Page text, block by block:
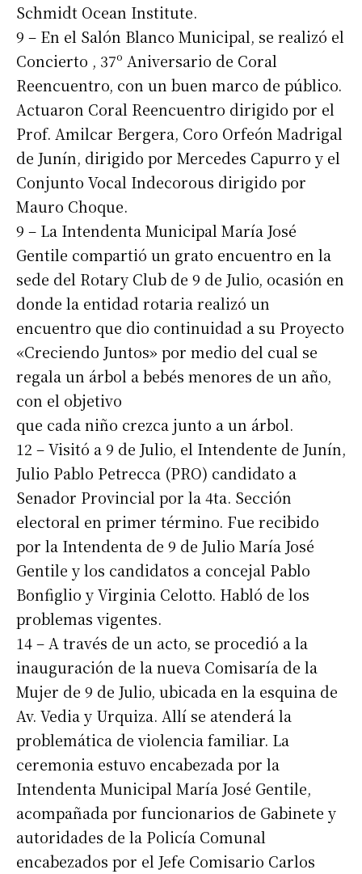
Schmidt Ocean Institute.
9 – En el Salón Blanco Municipal, se realizó el
Concierto , 37º Aniversario de Coral
Reencuentro, con un buen marco de público.
Actuaron Coral Reencuentro dirigido por el
Prof. Amilcar Bergera, Coro Orfeón Madrigal
de Junín, dirigido por Mercedes Capurro y el
Conjunto Vocal Indecorous dirigido por
Mauro Choque.
9 – La Intendenta Municipal María José
Gentile compartió un grato encuentro en la
sede del Rotary Club de 9 de Julio, ocasión en
donde la entidad rotaria realizó un
encuentro que dio continuidad a su Proyecto
«Creciendo Juntos» por medio del cual se
regala un árbol a bebés menores de un año,
con el objetivo
que cada niño crezca junto a un árbol.
12 – Visitó a 9 de Julio, el Intendente de Junín,
Julio Pablo Petrecca (PRO) candidato a
Senador Provincial por la 4ta. Sección
electoral en primer término. Fue recibido
por la Intendenta de 9 de Julio María José
Gentile y los candidatos a concejal Pablo
Bonfiglio y Virginia Celotto. Habló de los
problemas vigentes.
14 – A través de un acto, se procedió a la
inauguración de la nueva Comisaría de la
Mujer de 9 de Julio, ubicada en la esquina de
Av. Vedia y Urquiza. Allí se atenderá la
problemática de violencia familiar. La
ceremonia estuvo encabezada por la
Intendenta Municipal María José Gentile,
acompañada por funcionarios de Gabinete y
autoridades de la Policía Comunal
encabezados por el Jefe Comisario Carlos